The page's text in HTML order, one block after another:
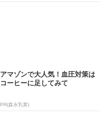
アマゾンで大人気！血圧対策は
コーヒーに足してみて
PR(森永乳業)